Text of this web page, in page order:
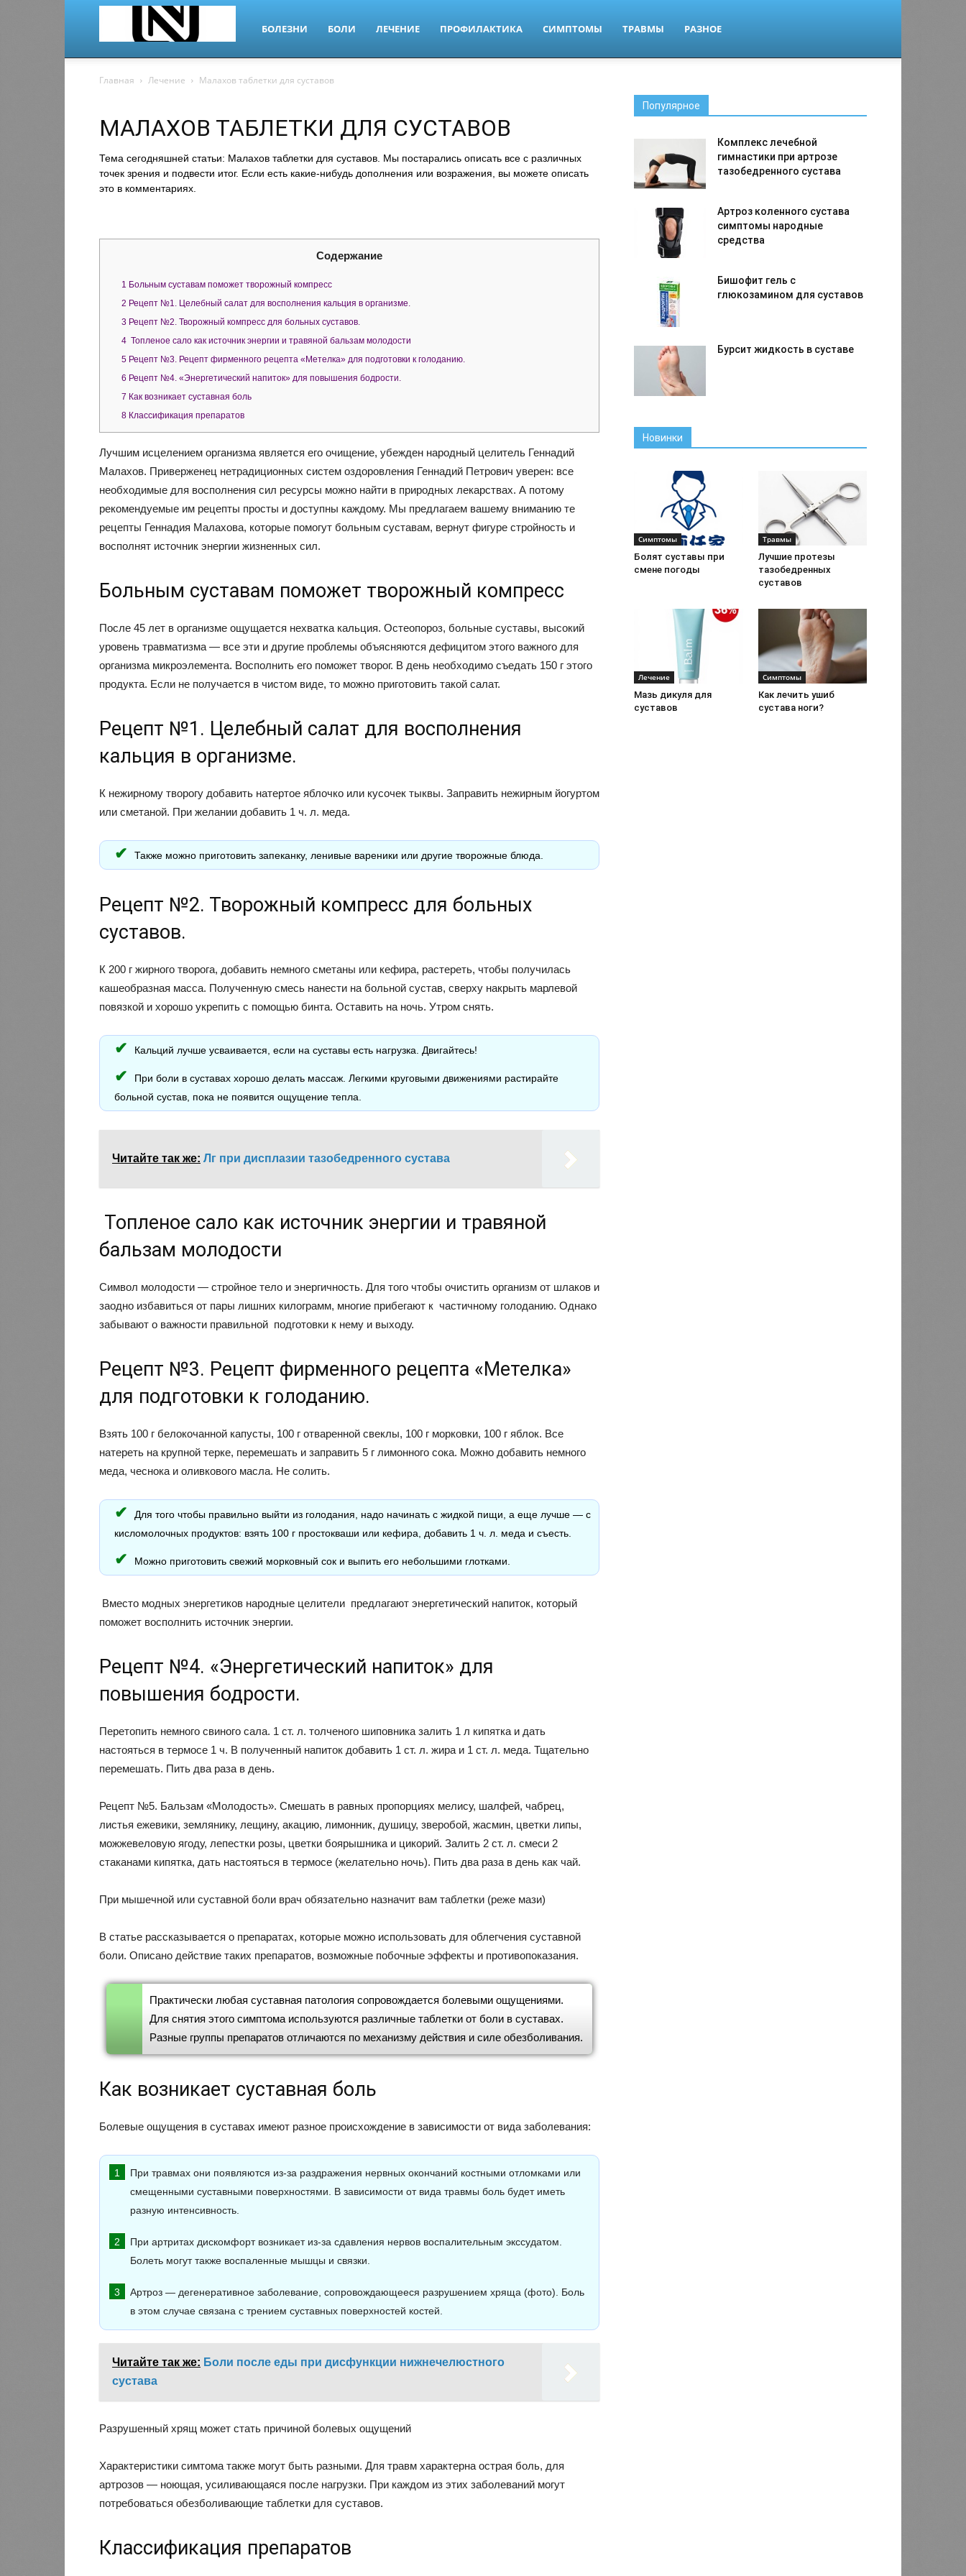
nano-
dr.ru
БОЛЕЗНИ БОЛИ ЛЕЧЕНИЕ ПРОФИЛАКТИКА СИМПТОМЫ ТРАВМЫ РАЗНОЕ
Главная Лечение Малахов таблетки для суставов
МАЛАХОВ ТАБЛЕТКИ ДЛЯ СУСТАВОВ
Тема сегодняшней статьи: Малахов таблетки для суставов. Мы постарались описать все с различных
точек зрения и подвести итог. Если есть какие-нибудь дополнения или возражения, вы можете описать
это в комментариях.
Содержание
1 Больным суставам поможет творожный компресс
2 Рецепт №1. Целебный салат для восполнения кальция в организме.
3 Рецепт №2. Творожный компресс для больных суставов.
4 Топленое сало как источник энергии и травяной бальзам молодости
5 Рецепт №3. Рецепт фирменного рецепта «Метелка» для подготовки к голоданию.
6 Рецепт №4. «Энергетический напиток» для повышения бодрости.
7 Как возникает суставная боль
8 Классификация препаратов
Лучшим исцелением организма является его очищение, убежден народный целитель Геннадий
Малахов. Приверженец нетрадиционных систем оздоровления Геннадий Петрович уверен: все
необходимые для восполнения сил ресурсы можно найти в природных лекарствах. А потому
рекомендуемые им рецепты просты и доступны каждому. Мы предлагаем вашему вниманию те
рецепты Геннадия Малахова, которые помогут больным суставам, вернут фигуре стройность и
восполнят источник энергии жизненных сил.
Больным суставам поможет творожный компресс
После 45 лет в организме ощущается нехватка кальция. Остеопороз, больные суставы, высокий
уровень травматизма — все эти и другие проблемы объясняются дефицитом этого важного для
организма микроэлемента. Восполнить его поможет творог. В день необходимо съедать 150 г этого
продукта. Если не получается в чистом виде, то можно приготовить такой салат.
Рецепт №1. Целебный салат для восполнения
кальция в организме.
К нежирному творогу добавить натертое яблочко или кусочек тыквы. Заправить нежирным йогуртом
или сметаной. При желании добавить 1 ч. л. меда.
Также можно приготовить запеканку, ленивые вареники или другие творожные блюда.
Рецепт №2. Творожный компресс для больных
суставов.
К 200 г жирного творога, добавить немного сметаны или кефира, растереть, чтобы получилась
кашеобразная масса. Полученную смесь нанести на больной сустав, сверху накрыть марлевой
повязкой и хорошо укрепить с помощью бинта. Оставить на ночь. Утром снять.
Кальций лучше усваивается, если на суставы есть нагрузка. Двигайтесь!
При боли в суставах хорошо делать массаж. Легкими круговыми движениями растирайте
больной сустав, пока не появится ощущение тепла.
Читайте так же: Лг при дисплазии тазобедренного сустава
Топленое сало как источник энергии и травяной
бальзам молодости
Символ молодости — стройное тело и энергичность. Для того чтобы очистить организм от шлаков и
заодно избавиться от пары лишних килограмм, многие прибегают к частичному голоданию. Однако
забывают о важности правильной подготовки к нему и выходу.
Рецепт №3. Рецепт фирменного рецепта «Метелка»
для подготовки к голоданию.
Взять 100 г белокочанной капусты, 100 г отваренной свеклы, 100 г морковки, 100 г яблок. Все
натереть на крупной терке, перемешать и заправить 5 г лимонного сока. Можно добавить немного
меда, чеснока и оливкового масла. Не солить.
Для того чтобы правильно выйти из голодания, надо начинать с жидкой пищи, а еще лучше — с
кисломолочных продуктов: взять 100 г простокваши или кефира, добавить 1 ч. л. меда и съесть.
Можно приготовить свежий морковный сок и выпить его небольшими глотками.
Вместо модных энергетиков народные целители предлагают энергетический напиток, который
поможет восполнить источник энергии.
Рецепт №4. «Энергетический напиток» для
повышения бодрости.
Перетопить немного свиного сала. 1 ст. л. толченого шиповника залить 1 л кипятка и дать
настояться в термосе 1 ч. В полученный напиток добавить 1 ст. л. жира и 1 ст. л. меда. Тщательно
перемешать. Пить два раза в день.
Рецепт №5. Бальзам «Молодость». Смешать в равных пропорциях мелису, шалфей, чабрец,
листья ежевики, землянику, лещину, акацию, лимонник, душицу, зверобой, жасмин, цветки липы,
можжевеловую ягоду, лепестки розы, цветки боярышника и цикорий. Залить 2 ст. л. смеси 2
стаканами кипятка, дать настояться в термосе (желательно ночь). Пить два раза в день как чай.
При мышечной или суставной боли врач обязательно назначит вам таблетки (реже мази)
В статье рассказывается о препаратах, которые можно использовать для облегчения суставной
боли. Описано действие таких препаратов, возможные побочные эффекты и противопоказания.
Практически любая суставная патология сопровождается болевыми ощущениями.
Для снятия этого симптома используются различные таблетки от боли в суставах.
Разные группы препаратов отличаются по механизму действия и силе обезболивания.
Как возникает суставная боль
Болевые ощущения в суставах имеют разное происхождение в зависимости от вида заболевания:
При травмах они появляются из-за раздражения нервных окончаний костными отломками или
смещенными суставными поверхностями. В зависимости от вида травмы боль будет иметь
разную интенсивность.
При артритах дискомфорт возникает из-за сдавления нервов воспалительным экссудатом.
Болеть могут также воспаленные мышцы и связки.
Артроз — дегенеративное заболевание, сопровождающееся разрушением хряща (фото). Боль
в этом случае связана с трением суставных поверхностей костей.
Читайте так же: Боли после еды при дисфункции нижнечелюстного
сустава
Разрушенный хрящ может стать причиной болевых ощущений
Характеристики симтома также могут быть разными. Для травм характерна острая боль, для
артрозов — ноющая, усиливающаяся после нагрузки. При каждом из этих заболеваний могут
потребоваться обезболивающие таблетки для суставов.
Классификация препаратов
Популярное
Комплекс лечебной
гимнастики при артрозе
тазобедренного сустава
Артроз коленного сустава
симптомы народные
средства
Бишофит гель с
глюкозамином для суставов
Бурсит жидкость в суставе
Новинки
Симптомы
Болят суставы при
смене погоды
Травмы
Лучшие протезы
тазобедренных
суставов
Лечение
Мазь дикуля для
суставов
Симптомы
Как лечить ушиб
сустава ноги?